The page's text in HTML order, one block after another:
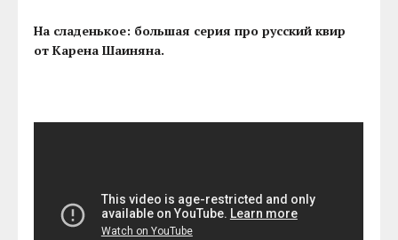
На сладенькое: большая серия про русский квир
от Карена Шаиняна.